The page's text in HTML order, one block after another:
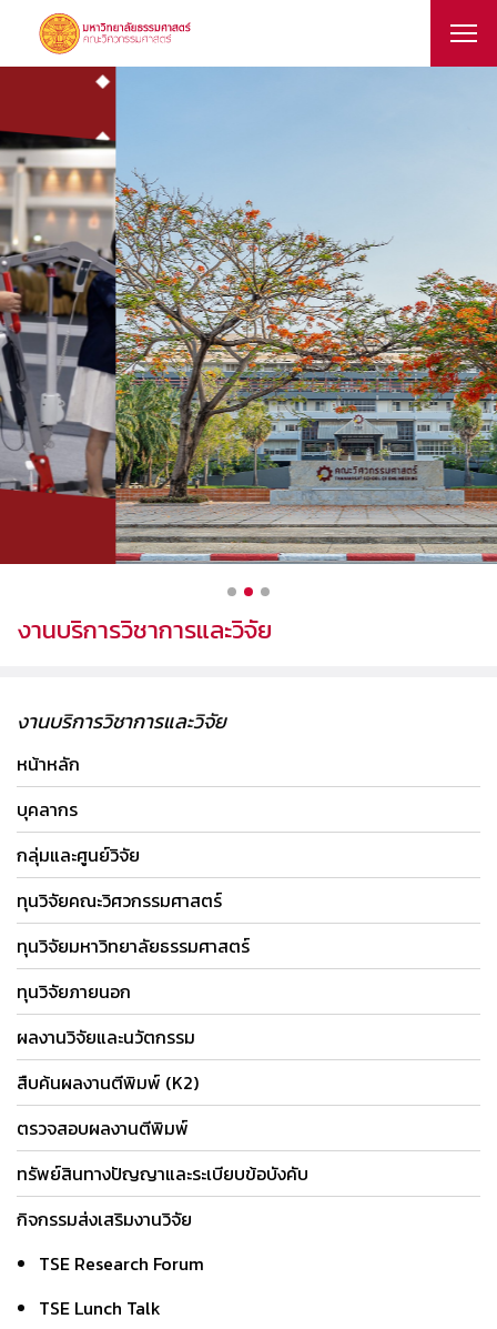
งานบริการวิชาการและวิจัย
งานบริการวิชาการและวิจัย
หน้าหลัก
บุคลากร
กลุ่มและศูนย์วิจัย
ทุนวิจัยคณะวิศวกรรมศาสตร์
ทุนวิจัยมหาวิทยาลัยธรรมศาสตร์
ทุนวิจัยภายนอก
ผลงานวิจัยและนวัตกรรม
สืบค้นผลงานตีพิมพ์ (K2)
ตรวจสอบผลงานตีพิมพ์
ทรัพย์สินทางปัญญาและระเบียบข้อบังคับ
กิจกรรมส่งเสริมงานวิจัย
TSE Research Forum
TSE Lunch Talk